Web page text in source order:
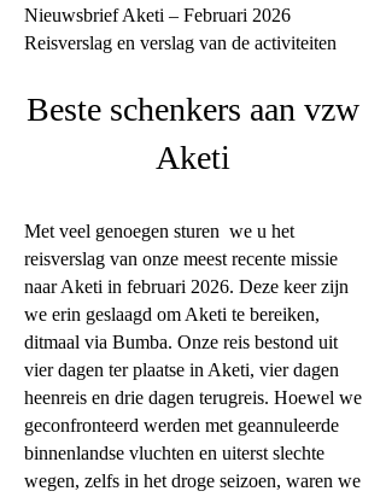
Nieuwsbrief Aketi – Februari 2026
Reisverslag en verslag van de activiteiten
Beste schenkers aan vzw
Aketi
Met veel genoegen sturen we u het
reisverslag van onze meest recente missie
naar Aketi in februari 2026. Deze keer zijn
we erin geslaagd om Aketi te bereiken,
ditmaal via Bumba. Onze reis bestond uit
vier dagen ter plaatse in Aketi, vier dagen
heenreis en drie dagen terugreis. Hoewel we
geconfronteerd werden met geannuleerde
binnenlandse vluchten en uiterst slechte
wegen, zelfs in het droge seizoen, waren we